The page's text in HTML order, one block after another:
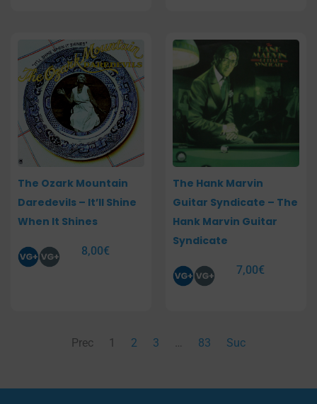
The Ozark Mountain
Daredevils – It’ll Shine
When It Shines
8,00€
The Hank Marvin
Guitar Syndicate – The
Hank Marvin Guitar
Syndicate
7,00€
Prec 1 2 3 … 83 Suc